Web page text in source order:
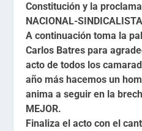
Constitución y la
NACIONAL-
A continuación toma la
Carlos Batres para
acto de todos los
año más hacemos un
anima a seguir en la
MEJOR.
Finaliza el acto con el